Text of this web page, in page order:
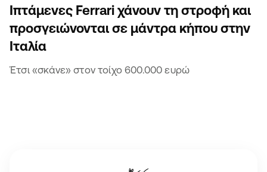
Ιπτάμενες Ferrari χάνουν τη στροφή και
προσγειώνονται σε μάντρα κήπου στην
Ιταλία
Έτσι «σκάνε» στον τοίχο 600.000 ευρώ